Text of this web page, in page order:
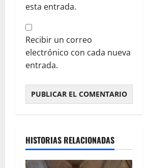
esta entrada.
Recibir un correo
electrónico con cada nueva
entrada.
HISTORIAS RELACIONADAS